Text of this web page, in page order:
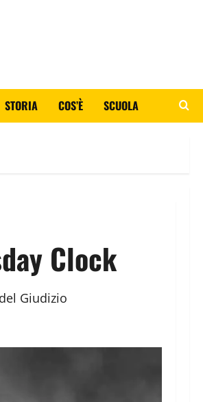
STORIA COS’È SCUOLA
Clock
Giudizio